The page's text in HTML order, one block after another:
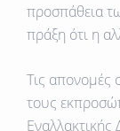
προσπάθεια
πράξη ότι η
Τις απονομές
τους
Εναλλακτικής